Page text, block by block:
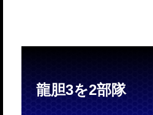
龍胆3を2部隊